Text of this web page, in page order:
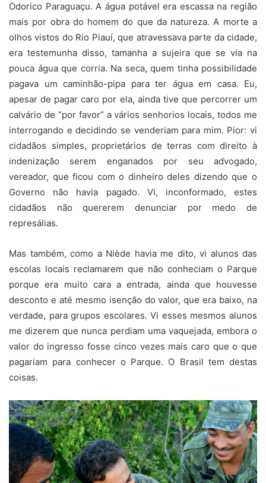
Odorico Paraguaçu. A água potável era escassa na região
mais por obra do homem do que da natureza. A morte a
olhos vistos do Rio Piauí, que atravessava parte da cidade,
era testemunha disso, tamanha a sujeira que se via na
pouca água que corria. Na seca, quem tinha possibilidade
pagava um caminhão-pipa para ter água em casa. Eu,
apesar de pagar caro por ela, ainda tive que percorrer um
calvário de “por favor” a vários senhorios locais, todos me
interrogando e decidindo se venderiam para mim. Pior: vi
cidadãos simples, proprietários de terras com direito à
indenização serem enganados por seu advogado,
vereador, que ficou com o dinheiro deles dizendo que o
Governo não havia pagado. Vi, inconformado, estes
cidadãos não quererem denunciar por medo de
represálias.
Mas também, como a Niède havia me dito, vi alunos das
escolas locais reclamarem que não conheciam o Parque
porque era muito cara a entrada, ainda que houvesse
desconto e até mesmo isenção do valor, que era baixo, na
verdade, para grupos escolares. Vi esses mesmos alunos
me dizerem que nunca perdiam uma vaquejada, embora o
valor do ingresso fosse cinco vezes mais caro que o que
pagariam para conhecer o Parque. O Brasil tem destas
coisas.